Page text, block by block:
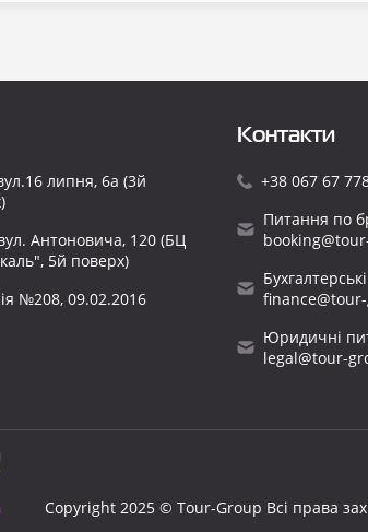
липня, 6а (3й
Антоновича, 120 (БЦ
5й поверх)
№208, 09.02.2016
Контакти
+38 067 67
Питання по
Юридичні
legal@tour-
Copyright 2025 © Tour-Group Всі права